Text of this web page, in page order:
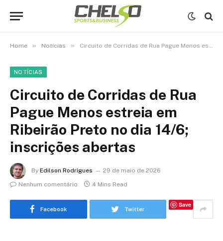
Home » Notícias » Circuito de Corridas de Rua Pague Menos estreia em Ribeirão Preto no dia 14/6; inscrições abertas
NOTÍCIAS
Circuito de Corridas de Rua
Pague Menos estreia em
Ribeirão Preto no dia 14/6;
inscrições abertas
By Edilson Rodrigues
29 de maio de 2026
Nenhum comentário
4 Mins Read
Facebook Twitter
Save